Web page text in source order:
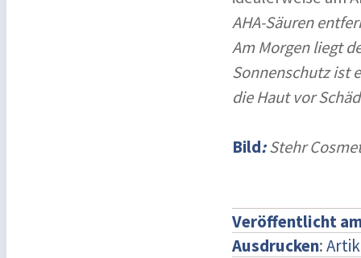
AHA-Säuren
Am Morgen liegt
Sonnenschutz ist
die Haut vor
Bild:Stehr
Veröffentlicht
Ausdrucken: